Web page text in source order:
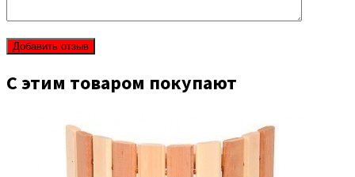
С этим товаром покупают